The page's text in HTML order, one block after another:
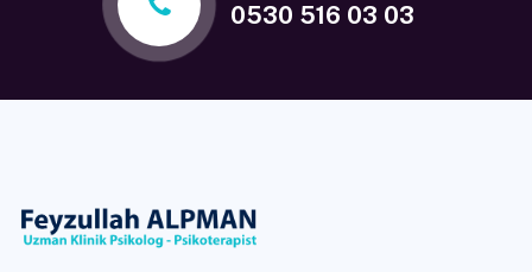
0530 516 03 03